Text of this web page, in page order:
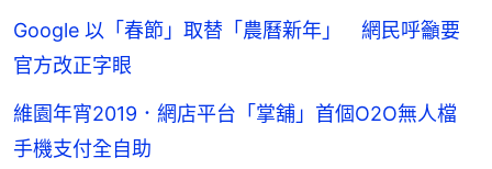
Google 以「春節」取替「農曆新年」 網民呼籲要
官方改正字眼
維園年宵2019．網店平台「掌舖」首個O2O無人檔
手機支付全自助